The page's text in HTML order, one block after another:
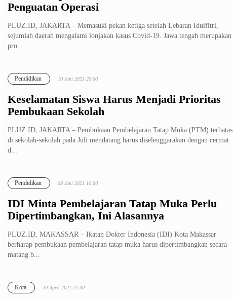
Penguatan Operasi
PLUZ.ID, JAKARTA – Memasuki pekan ketiga setelah Lebaran Idulfitri,
sejumlah daerah mengalami lonjakan kasus Covid-19. Jawa tengah merupakan
pro...
Keselamatan Siswa Harus Menjadi Prioritas
Pembukaan Sekolah
Pendidikan 10 Juni 2021 20:00
PLUZ.ID, JAKARTA – Pembukaan Pembelajaran Tatap Muka (PTM) terbatas
di sekolah-sekolah pada Juli mendatang harus diselenggarakan dengan cermat
d...
IDI Minta Pembelajaran Tatap Muka Perlu
Dipertimbangkan, Ini Alasannya
Pendidikan 08 Juni 2021 10:00
PLUZ.ID, MAKASSAR – Ikatan Dokter Indonesia (IDI) Kota Makassar
berharap pembukaan pembelajaran tatap muka harus dipertimbangkan secara
matang b...
Kota 20 April 2021 21:00